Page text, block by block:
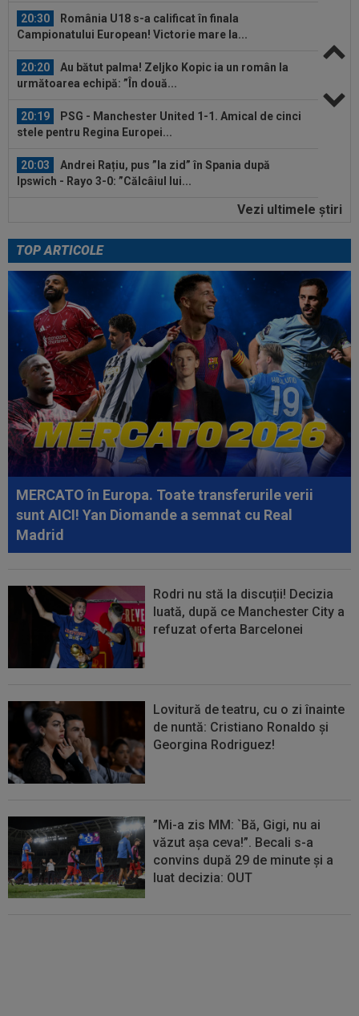
20:30
România U18 s-a calificat în finala
Campionatului European! Victorie mare la...
20:20
Au bătut palma! Zeljko Kopic ia un român la
următoarea echipă: ”În două...
20:19
PSG - Manchester United 1-1. Amical de cinci
stele pentru Regina Europei...
20:03
Andrei Rațiu, pus ”la zid” în Spania după
Ipswich - Rayo 3-0: ”Călcâiul lui...
Cel mai bogat om din Ucraina i-a zis în față
21:13
Antrenorul de la Csikszereda a rămas fără
explicații, după 2-3 cu Farul: ”Total...
20:46 EXCLUSIV
CFR Cluj are antrenor: Marius
Șumudică!
20:37 VIDEO
Farul - Csikszereda 3-2. ”Marinarii”
au câștigat la Ovidiu, în urma unui meci...
20:30
România U18 s-a calificat în finala
Campionatului European! Victorie mare la...
20:20
Au bătut palma! Zeljko Kopic ia un român la
următoarea echipă: ”În două...
Vezi ultimele ştiri
TOP ARTICOLE
MERCATO în Europa. Toate transferurile verii
sunt AICI! Yan Diomande a semnat cu Real
Madrid
Rodri nu stă la discuții! Decizia
luată, după ce Manchester City a
refuzat oferta Barcelonei
Lovitură de teatru, cu o zi înainte
de nuntă: Cristiano Ronaldo și
Georgina Rodriguez!
”Mi-a zis MM: `Bă, Gigi, nu ai
văzut așa ceva!”. Becali s-a
convins după 29 de minute și a
luat decizia: OUT